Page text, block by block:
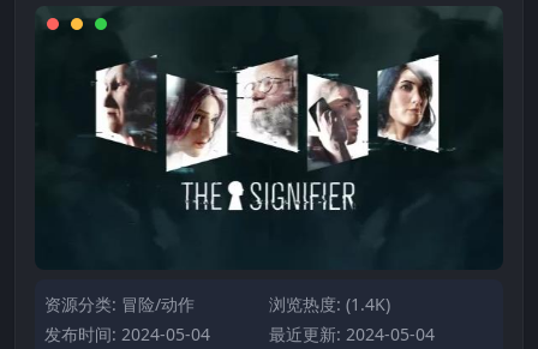
资源分类: 冒险/动作
浏览热度: (1.4K)
发布时间: 2024-05-04
最近更新: 2024-05-04